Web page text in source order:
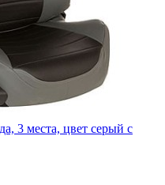
3 места, цвет серый с